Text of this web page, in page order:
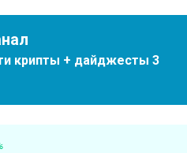
крипты + дайджесты 3